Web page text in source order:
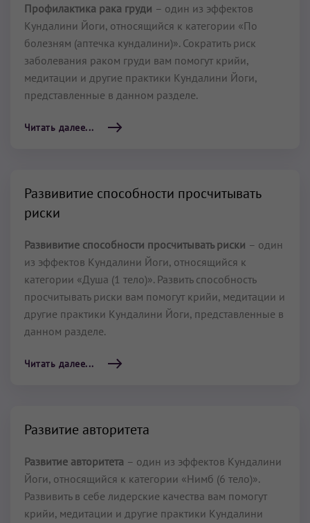
Профилактика рака груди – один из эффектов
Кундалини Йоги, относящийся к категории «По
болезням (аптечка кундалини)». Сократить риск
заболевания раком груди вам помогут крийи,
медитации и другие практики Кундалини Йоги,
представленные в данном разделе.
Читать далее...
Развивитие способности просчитывать
риски
Развивитие способности просчитывать риски – один
из эффектов Кундалини Йоги, относящийся к
категории «Душа (1 тело)». Развить способность
просчитывать риски вам помогут крийи, медитации и
другие практики Кундалини Йоги, представленные в
данном разделе.
Читать далее...
Развитие авторитета
Развитие авторитета – один из эффектов Кундалини
Йоги, относящийся к категории «Нимб (6 тело)».
Развивить в себе лидерские качества вам помогут
крийи, медитации и другие практики Кундалини